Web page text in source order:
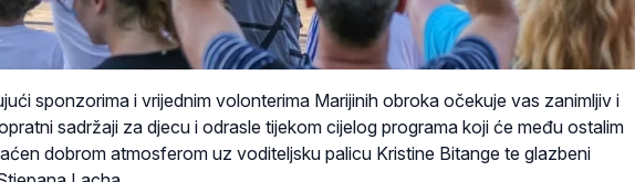
sponzorima i vrijednim volonterima Marijinih obroka očekuje vas zanimljiv i
sadržaji za djecu i odrasle tijekom cijelog programa koji će među ostalim
dobrom atmosferom uz voditeljsku palicu Kristine Bitange te glazbeni